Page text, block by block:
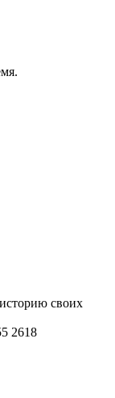
своих
2618